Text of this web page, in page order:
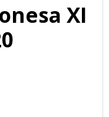
XI